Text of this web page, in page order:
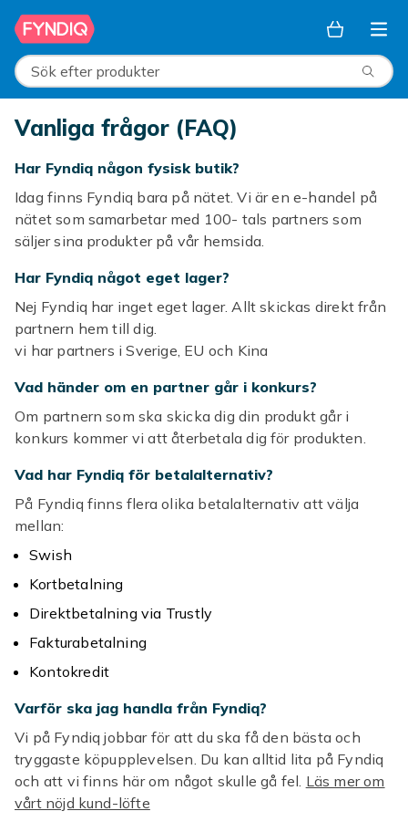
Hoppa till huvudinnehållet
Sök efter produkter
Vanliga frågor (FAQ)
Har Fyndiq någon fysisk butik?
Idag finns Fyndiq bara på nätet. Vi är en e-handel på
nätet som samarbetar med 100- tals partners som
säljer sina produkter på vår hemsida.
Har Fyndiq något eget lager?
Nej Fyndiq har inget eget lager. Allt skickas direkt från
partnern hem till dig.
vi har partners i Sverige, EU och Kina
Vad händer om en partner går i konkurs?
Om partnern som ska skicka dig din produkt går i
konkurs kommer vi att återbetala dig för produkten.
Vad har Fyndiq för betalalternativ?
På Fyndiq finns flera olika betalalternativ att välja
mellan:
Swish
Kortbetalning
Direktbetalning via Trustly
Fakturabetalning
Kontokredit
Varför ska jag handla från Fyndiq?
Vi på Fyndiq jobbar för att du ska få den bästa och
tryggaste köpupplevelsen. Du kan alltid lita på Fyndiq
och att vi finns här om något skulle gå fel. Läs mer om
vårt nöjd kund-löfte